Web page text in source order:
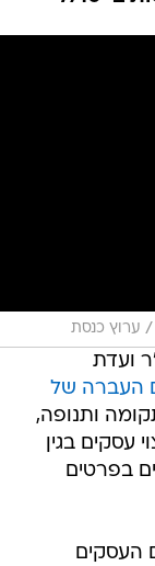
/ ערוץ כנסת
ועדת
העברה של
ותנופה,
עסקים בגין
בפרטים
העסקים